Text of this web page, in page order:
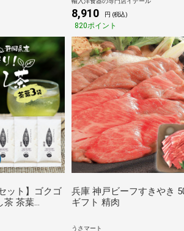
8,910 円 (税込)
820ポイント
ット】ゴクゴ
茶 茶葉
静岡茶 牧之
兵庫 神戸ビーフすきやき
ギフト 精肉
うさマート